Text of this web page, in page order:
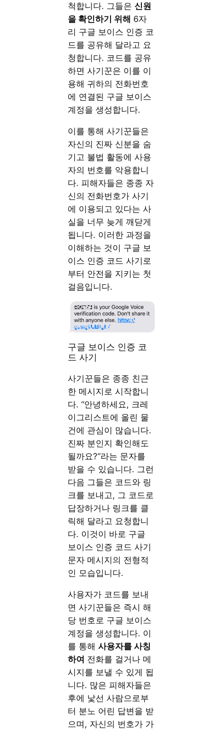
척합니다. 그들은신원
을 확인하기 위해 6자
리 구글 보이스 인증 코
드를 공유해 달라고 요
청합니다. 코드를 공유
하면 사기꾼은 이를 이
용해 귀하의 전화번호
에 연결된 구글 보이스
계정을 생성합니다.
이를 통해 사기꾼들은
자신의 진짜 신분을 숨
기고 불법 활동에 사용
자의 번호를 악용합니
다. 피해자들은 종종 자
신의 전화번호가 사기
에 이용되고 있다는 사
실을 너무 늦게 깨닫게
됩니다. 이러한 과정을
이해하는 것이 구글 보
이스 인증 코드 사기로
부터 안전을 지키는 첫
걸음입니다.
구글 보이스 인증 코
드 사기
사기꾼들은 종종 친근
한 메시지로 시작합니
다. “안녕하세요, 크레
이그리스트에 올린 물
건에 관심이 많습니다.
진짜 분인지 확인해도
될까요?”라는 문자를
받을 수 있습니다. 그런
다음 그들은 코드와 링
크를 보내고, 그 코드로
답장하거나 링크를 클
릭해 달라고 요청합니
다. 이것이 바로 구글
보이스 인증 코드 사기
문자 메시지의 전형적
인 모습입니다.
사용자가 코드를 보내
면 사기꾼들은 즉시 해
당 번호로 구글 보이스
계정을 생성합니다. 이
를 통해사용자를 사칭
하여 전화를 걸거나 메
시지를 보낼 수 있게 됩
니다. 많은 피해자들은
후에 낯선 사람으로부
터 분노 어린 답변을 받
으며, 자신의 번호가 가